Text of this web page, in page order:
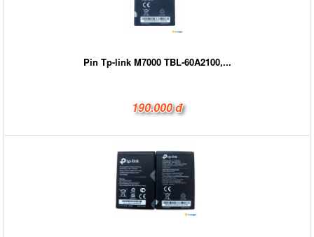
Pin Tp-link M7000 TBL-60A2100,...
190.000 đ